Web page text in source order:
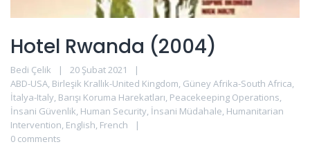
Hotel Rwanda (2004)
Bedi Çelik
20 Şubat 2021
ABD-USA, Birleşik Krallık-United Kingdom, Güney Afrika-South Africa,
İtalya-Italy, Barışı Koruma Harekatları, Peacekeeping Operations,
İnsani Güvenlik, Human Security, İnsani Müdahale, Humanitarian
Intervention, English, French
0 comments